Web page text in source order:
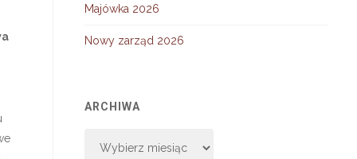
Majówka 2026
Nowy zarząd 2026
ARCHIWA